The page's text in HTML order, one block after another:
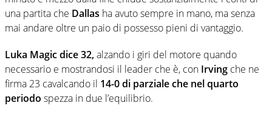
una partita che Dallas ha avuto sempre in mano, ma senza
mai andare oltre un paio di possesso pieni di vantaggio.
Luka Magic dice 32,alzando i giri del motore quando
necessario e mostrandosi il leader che è, con Irving che ne
firma 23 cavalcando il 14-0 di parziale che nel quarto
periodo spezza in due l’equilibrio.